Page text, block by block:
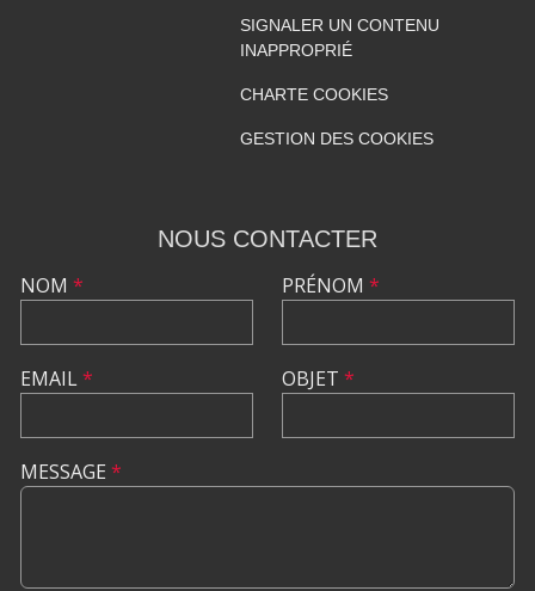
SIGNALER UN CONTENU
INAPPROPRIÉ
CHARTE COOKIES
GESTION DES COOKIES
NOUS CONTACTER
NOM *
EMAIL*
PRÉNOM *
OBJET *
MESSAGE *